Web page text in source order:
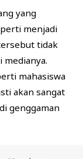
yang
menjadi
tidak
medianya.
mahasiswa
akan sangat
genggaman